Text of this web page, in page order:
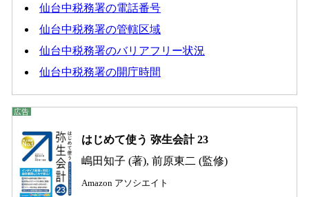
仙台中税務署の電話番号
仙台中税務署の管轄区域
仙台中税務署のバリアフリー状況
仙台中税務署の開庁時間
はじめて使う 弥生会計 23
嶋田知子 (著), 前原東二 (監修)
Amazon アソシエイト